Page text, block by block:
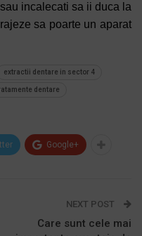
incalecati sa ii duca la
sa poarte un aparat
extractii dentare in sector 4
dentare
Google+
NEXT POST
Care sunt cele mai